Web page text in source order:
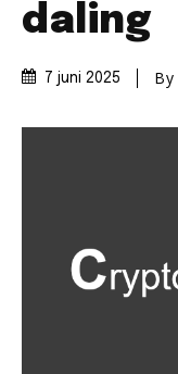
daling
7 juni 2025 By